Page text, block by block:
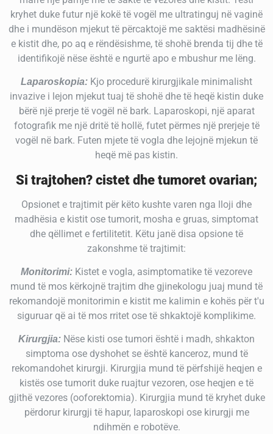
kryhet duke futur një kokë të vogël me ultratinguj në vaginë
dhe i mundëson mjekut të përcaktojë me saktësi madhësinë
e kistit dhe, po aq e rëndësishme, të shohë brenda tij dhe të
identifikojë nëse është e ngurtë apo e mbushur me lëng.
Laparoskopia: Kjo procedurë kirurgjikale minimalisht
invazive i lejon mjekut tuaj të shohë dhe të heqë kistin duke
bërë një prerje të vogël në bark. Laparoskopi, një aparat
fotografik me një dritë të hollë, futet përmes një prerjeje të
vogël në bark. Futen mjete të vogla dhe lejojnë mjekun të
heqë më pas kistin.
Si trajtohen?cistet dhe tumoret ovarian;
Opsionet e trajtimit për këto kushte varen nga lloji dhe
madhësia e kistit ose tumorit, mosha e gruas, simptomat
dhe qëllimet e fertilitetit. Këtu janë disa opsione të
zakonshme të trajtimit:
Monitorimi: Kistet e vogla, asimptomatike të vezoreve
mund të mos kërkojnë trajtim dhe gjinekologu juaj mund të
rekomandojë monitorimin e kistit me kalimin e kohës për t'u
siguruar që ai të mos rritet ose të shkaktojë komplikime.
Kirurgjia: Nëse kisti ose tumori është i madh, shkakton
simptoma ose dyshohet se është kanceroz, mund të
rekomandohet kirurgji. Kirurgjia mund të përfshijë heqjen e
kistës ose tumorit duke ruajtur vezoren, ose heqjen e të
gjithë vezores (ooforektomia). Kirurgjia mund të kryhet duke
përdorur kirurgji të hapur, laparoskopi ose kirurgji me
ndihmën e robotëve.